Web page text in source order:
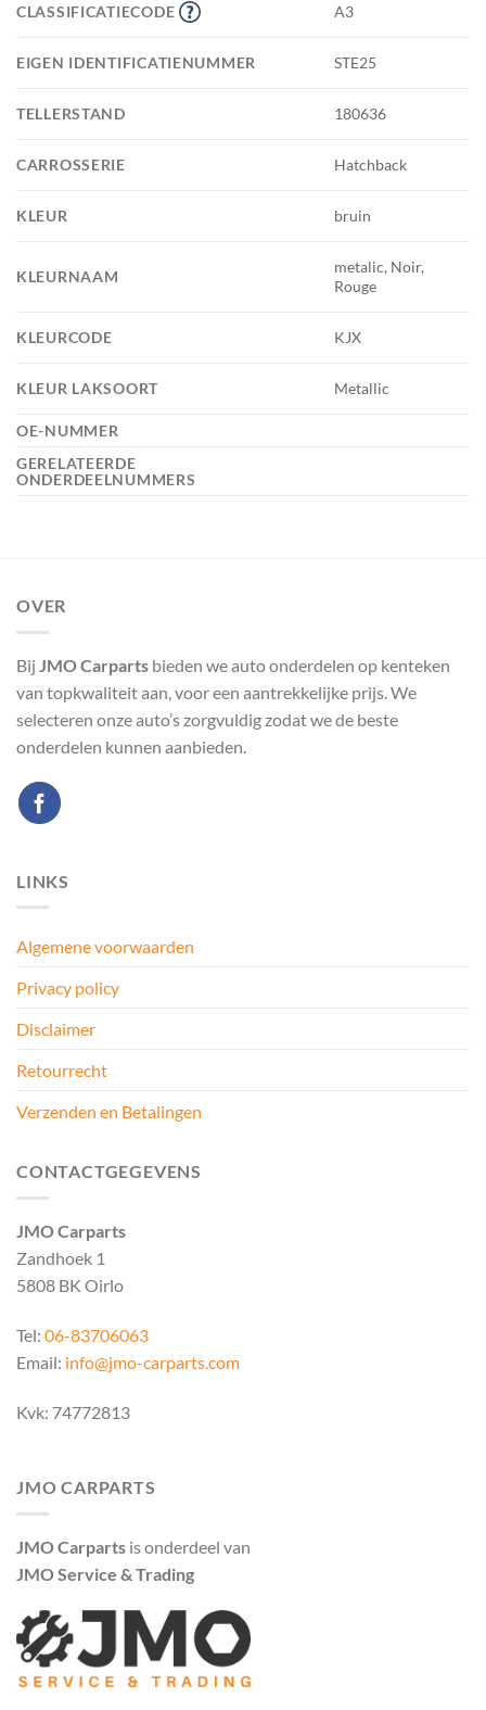
CLASSIFICATIECODE A3
EIGEN IDENTIFICATIENUMMER STE25
TELLERSTAND 180636
CARROSSERIE Hatchback
KLEUR bruin
KLEURNAAM
metalic, Noir,
Rouge
KLEURCODE KJX
KLEUR LAKSOORT Metallic
OE-NUMMER
GERELATEERDE
ONDERDEELNUMMERS
OVER
Bij JMO Carparts bieden we auto onderdelen op kenteken
van topkwaliteit aan, voor een aantrekkelijke prijs. We
selecteren onze auto’s zorgvuldig zodat we de beste
onderdelen kunnen aanbieden.
LINKS
Algemene voorwaarden
Privacy policy
Disclaimer
Retourrecht
Verzenden en Betalingen
CONTACTGEGEVENS
JMO Carparts
Zandhoek 1
5808 BK Oirlo
Tel: 06-83706063
Email: info@jmo-carparts.com
Kvk: 74772813
JMO CARPARTS
JMO Carparts is onderdeel van
JMO Service & Trading